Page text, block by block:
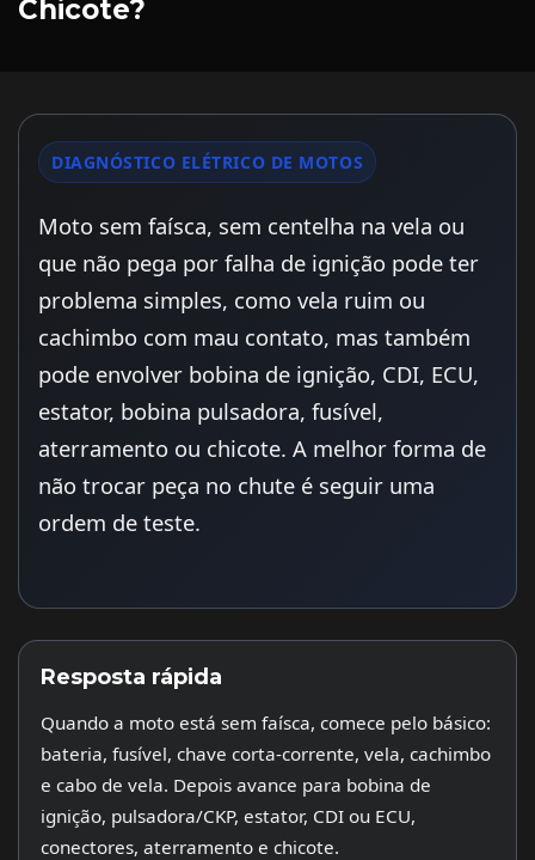
Chicote?
DIAGNÓSTICO ELÉTRICO DE MOTOS
Moto sem faísca, sem centelha na vela ou
que não pega por falha de ignição pode ter
problema simples, como vela ruim ou
cachimbo com mau contato, mas também
pode envolver bobina de ignição, CDI, ECU,
estator, bobina pulsadora, fusível,
aterramento ou chicote. A melhor forma de
não trocar peça no chute é seguir uma
ordem de teste.
Resposta rápida
Quando a moto está sem faísca, comece pelo básico:
bateria, fusível, chave corta-corrente, vela, cachimbo
e cabo de vela. Depois avance para bobina de
ignição, pulsadora/CKP, estator, CDI ou ECU,
conectores, aterramento e chicote.